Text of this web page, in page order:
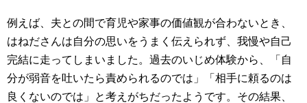
例えば、夫との間で育児や家事の価値観が合わないとき、
はねださんは自分の思いをうまく伝えられず、我慢や自己
完結に走ってしまいました。過去のいじめ体験から、「自
分が弱音を吐いたら責められるのでは」「相手に頼るのは
良くないのでは」と考えがちだったようです。その結果、